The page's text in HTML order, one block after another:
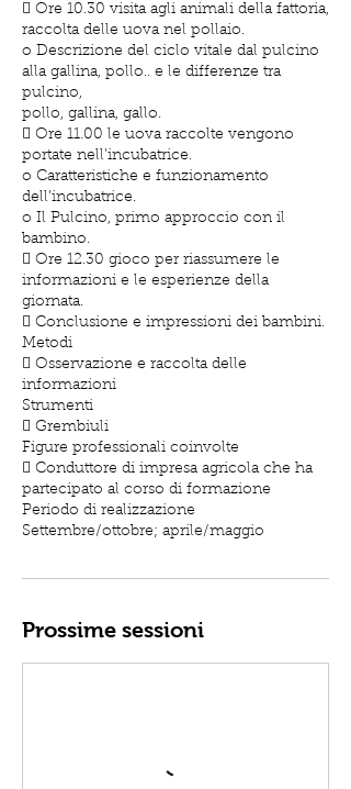
 Ore 10.30 visita agli animali della fattoria,
raccolta delle uova nel pollaio.
o Descrizione del ciclo vitale dal pulcino
alla gallina, pollo.. e le differenze tra
pulcino,
pollo, gallina, gallo.
 Ore 11.00 le uova raccolte vengono
portate nell’incubatrice.
o Caratteristiche e funzionamento
dell’incubatrice.
o Il Pulcino, primo approccio con il
bambino.
 Ore 12.30 gioco per riassumere le
informazioni e le esperienze della
giornata.
 Conclusione e impressioni dei bambini.
Metodi
 Osservazione e raccolta delle
informazioni
Strumenti
 Grembiuli
Figure professionali coinvolte
 Conduttore di impresa agricola che ha
partecipato al corso di formazione
Periodo di realizzazione
Settembre/ottobre; aprile/maggio
Prossime sessioni